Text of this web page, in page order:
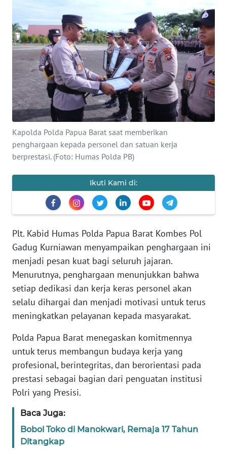
Kapolda Polda Papua Barat saat memberikan
penghargaan kepada personel dan satuan kerja
berprestasi. (Foto: Humas Polda PB)
Ikuti Kami di:
Plt. Kabid Humas Polda Papua Barat Kombes Pol
Gadug Kurniawan menyampaikan penghargaan ini
menjadi pesan kuat bagi seluruh jajaran.
Menurutnya, penghargaan menunjukkan bahwa
setiap dedikasi dan kerja keras personel akan
selalu dihargai dan menjadi motivasi untuk terus
meningkatkan pelayanan kepada masyarakat.
Polda Papua Barat menegaskan komitmennya
untuk terus membangun budaya kerja yang
profesional, berintegritas, dan berorientasi pada
prestasi sebagai bagian dari penguatan institusi
Polri yang Presisi.
Baca Juga:
Bobol Toko di Manokwari, Remaja 17 Tahun
Ditangkap
INDEKS
BERITA
KONTAK
KAMI
INFO
IKLAN
TENTANG
KAMI
MEDIA
REDAKSI
KARIR
DISCLAIMER
Wahana
News
WN
SUMUT
WN
WN
JABAR